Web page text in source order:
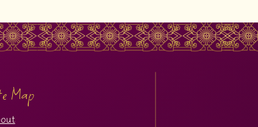
Map